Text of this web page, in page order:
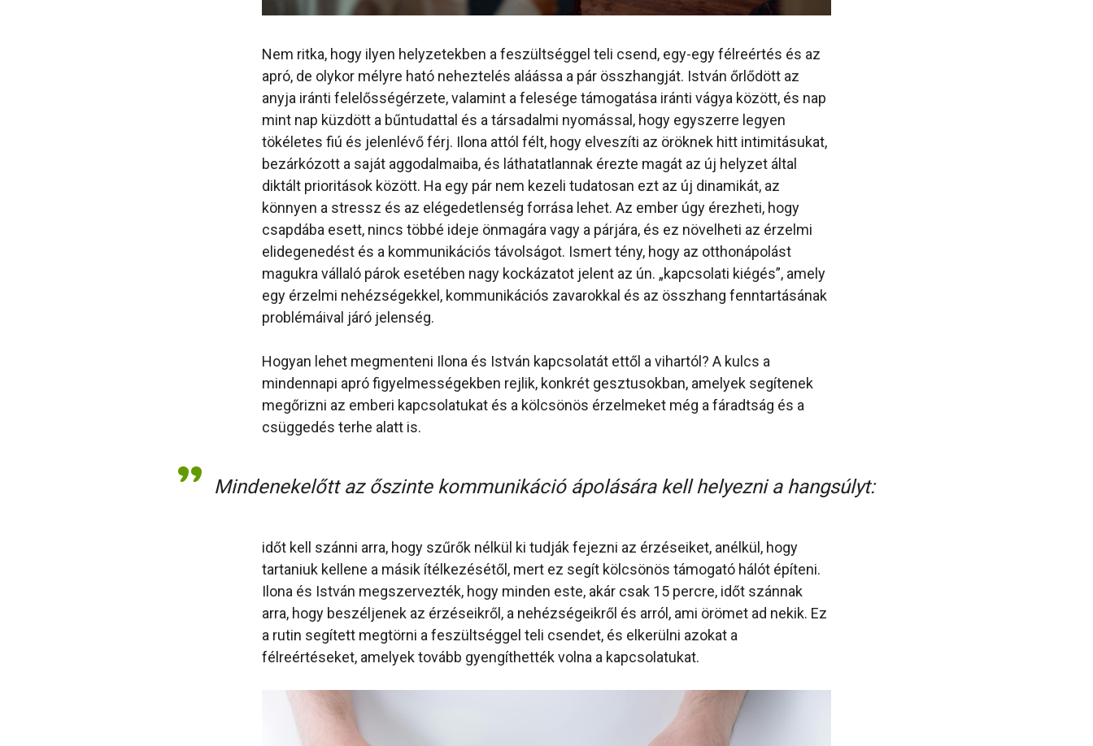
Nem ritka, hogy ilyen helyzetekben a feszültséggel teli csend, egy-egy félreértés és az
apró, de olykor mélyre ható neheztelés aláássa a pár összhangját. István őrlődött az
anyja iránti felelősségérzete, valamint a felesége támogatása iránti vágya között, és nap
mint nap küzdött a bűntudattal és a társadalmi nyomással, hogy egyszerre legyen
tökéletes fiú és jelenlévő férj. Ilona attól félt, hogy elveszíti az öröknek hitt intimitásukat,
bezárkózott a saját aggodalmaiba, és láthatatlannak érezte magát az új helyzet által
diktált prioritások között. Ha egy pár nem kezeli tudatosan ezt az új dinamikát, az
könnyen a stressz és az elégedetlenség forrása lehet. Az ember úgy érezheti, hogy
csapdába esett, nincs többé ideje önmagára vagy a párjára, és ez növelheti az érzelmi
elidegenedést és a kommunikációs távolságot. Ismert tény, hogy az otthonápolást
magukra vállaló párok esetében nagy kockázatot jelent az ún. „kapcsolati kiégés”, amely
egy érzelmi nehézségekkel, kommunikációs zavarokkal és az összhang fenntartásának
problémáival járó jelenség.
Hogyan lehet megmenteni Ilona és István kapcsolatát ettől a vihartól? A kulcs a
mindennapi apró figyelmességekben rejlik, konkrét gesztusokban, amelyek segítenek
megőrizni az emberi kapcsolatukat és a kölcsönös érzelmeket még a fáradtság és a
csüggedés terhe alatt is.
Mindenekelőtt az őszinte kommunikáció ápolására kell helyezni a hangsúlyt:
időt kell szánni arra, hogy szűrők nélkül ki tudják fejezni az érzéseiket, anélkül, hogy
tartaniuk kellene a másik ítélkezésétől, mert ez segít kölcsönös támogató hálót építeni.
Ilona és István megszervezték, hogy minden este, akár csak 15 percre, időt szánnak
arra, hogy beszéljenek az érzéseikről, a nehézségeikről és arról, ami örömet ad nekik. Ez
a rutin segített megtörni a feszültséggel teli csendet, és elkerülni azokat a
félreértéseket, amelyek tovább gyengíthették volna a kapcsolatukat.